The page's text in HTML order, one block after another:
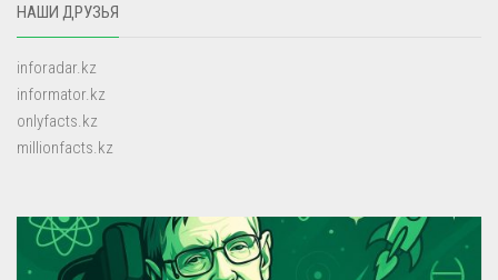
НАШИ ДРУЗЬЯ
inforadar.kz
informator.kz
onlyfacts.kz
millionfacts.kz